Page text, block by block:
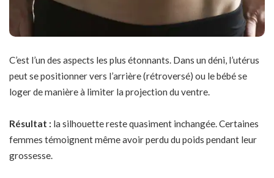
C’est l’un des aspects les plus étonnants. Dans un déni, l’utérus
peut se positionner vers l’arrière (rétroversé) ou le bébé se
loger de manière à limiter la projection du ventre.
Résultat : la silhouette reste quasiment inchangée. Certaines
femmes témoignent même avoir perdu du poids pendant leur
grossesse.